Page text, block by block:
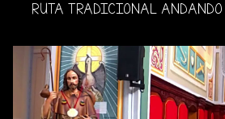
RUTA TRADICIONAL